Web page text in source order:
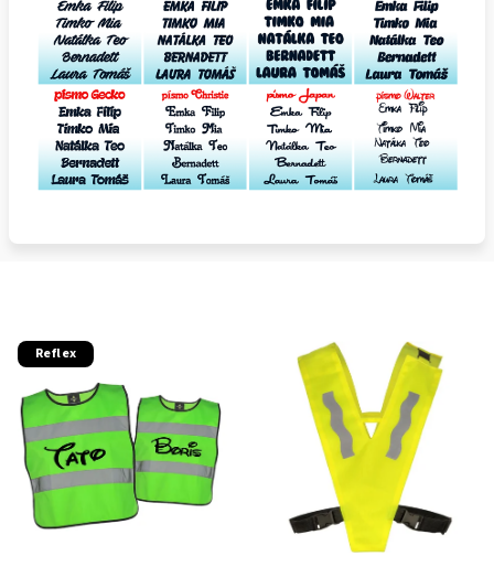
Reflex